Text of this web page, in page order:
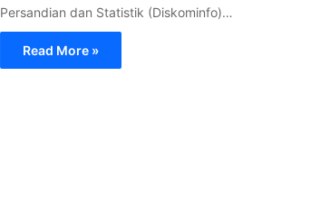
Persandian dan Statistik (Diskominfo)…
Read More »